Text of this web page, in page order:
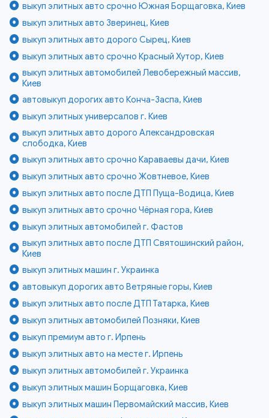
выкуп элитных авто срочно Южная Борщаговка, Киев
выкуп элитных авто Зверинец, Киев
выкуп элитных авто дорого Сырец, Киев
выкуп элитных авто срочно Красный Хутор, Киев
выкуп элитных автомобилей Левобережный массив,
Киев
автовыкуп дорогих авто Конча-Заспа, Киев
выкуп элитных универсалов г. Киев
выкуп элитных авто дорого Александровская
слободка, Киев
выкуп элитных авто срочно Караваевы дачи, Киев
выкуп элитных авто срочно Жовтневое, Киев
выкуп элитных авто после ДТП Пуща-Водица, Киев
выкуп элитных авто срочно Чёрная гора, Киев
выкуп элитных автомобилей г. Фастов
выкуп элитных авто после ДТП Святошинский район,
Киев
выкуп элитных машин г. Украинка
автовыкуп дорогих авто Ветряные горы, Киев
выкуп элитных авто после ДТП Татарка, Киев
выкуп элитных автомобилей Позняки, Киев
выкуп премиум авто г. Ирпень
выкуп элитных авто на месте г. Ирпень
выкуп элитных автомобилей г. Украинка
выкуп элитных машин Борщаговка, Киев
выкуп элитных машин Первомайский массив, Киев